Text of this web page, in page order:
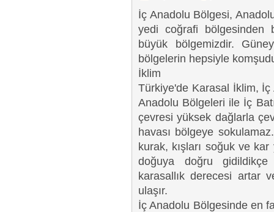
İç Anadolu Bölgesi,
yedi coğrafi bölgesinden
büyük bölgemizdir.
bölgelerin hepsiyle
İklim
Türkiye'de Karasal İklim,
Anadolu Bölgeleri ile İç
çevresi yüksek dağlarla
havası bölgeye
kurak, kışları soğuk ve
doğuya doğru gidildikçe
karasallık derecesi artar
ulaşır.
İç Anadolu Bölgesinde en